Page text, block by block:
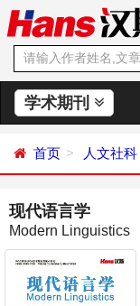
学术期刊
首页 人文社科
现代语言学
Modern Linguistics